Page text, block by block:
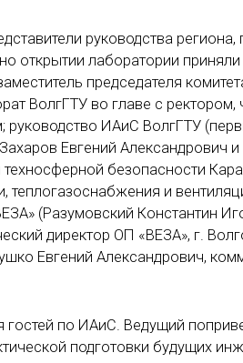
руководства региона,
открытии лаборатории приняли
председателя
ВолгГТУ во главе с ректором,
ИАиС ВолгГТУ
Евгений Александрович
безопасности
и
(Разумовский Константин
директор ОП «ВЕЗА», г.
Евгений Александрович,
по ИАиС. Ведущий
подготовки будущих